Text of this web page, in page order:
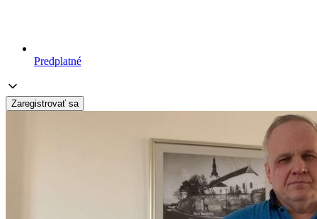
Predplatné
Zaregistrovať sa